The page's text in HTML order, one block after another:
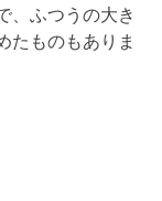
、ふつうの大き
たものもありま